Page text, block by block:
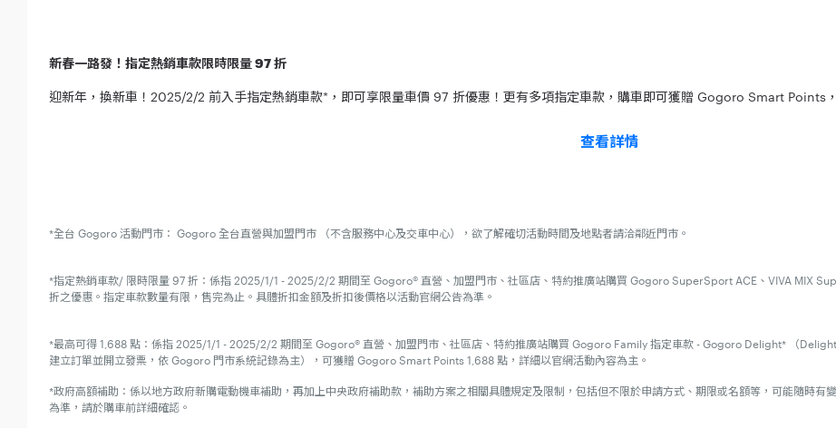
新春一路發！指定熱銷車款限時限量 97 折
迎新年，換新車！2025/2/2 前入手指定熱銷車款*，即可享限量車價 97 折優惠！更有多項指定車款，購車即可獲贈 Gogoro Smart Points
查看詳情
*全台 Gogoro 活動門市： Gogoro 全台直營與加盟門市 （不含服務中心及交車中心），欲了解確切活動時間及地點者請洽鄰近門市。
*指定熱銷車款/ 限時限量 97 折：係指 2025/1/1 - 2025/2/2 期間至 Gogoro® 直營、加盟門市、社區店、特約推廣站購買 Gogoro SuperSport ACE、VIVA MIX
折之優惠。指定車款數量有限，售完為止。具體折扣金額及折扣後價格以活動官網公告為準。
*最高可得 1,688 點：係指 2025/1/1 - 2025/2/2 期間至 Gogoro® 直營、加盟門市、社區店、特約推廣站購買 Gogoro Family 指定車款 - Gogoro Delight* （
建立訂單並開立發票，依 Gogoro 門市系統記錄為主），可獲贈 Gogoro Smart Points 1,688 點，詳細以官網活動內容為主。
*政府高額補助：係以地方政府新購電動機車補助，再加上中央政府補助款，補助方案之相關具體規定及限制，包括但不限於申請方式、期限或名額等，可能隨時
為準，請於購車前詳細確認。